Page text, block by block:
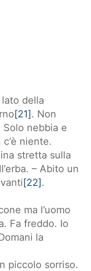
lato della
[21]. Non
nebbia e
niente.
stretta sulla
– Abito un
[22].
ma l’uomo
Fa freddo. Io
la
piccolo sorriso.